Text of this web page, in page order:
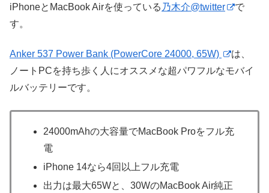
iPhoneとMacBook Airを使っている 乃木介@twitter
で
す。
Anker 537 Power Bank (PowerCore 24000, 65W)
は、
ノートPCを持ち歩く人にオススメな超パワフルなモバイ
ルバッテリーです。
24000mAhの大容量でMacBook Proをフル充
電
iPhone 14なら4回以上フル充電
出力は最大65Wと、30WのMacBook Air純正